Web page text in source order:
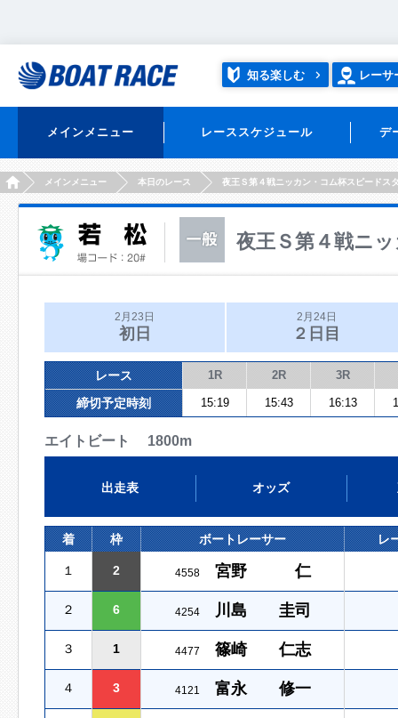
知る楽しむ レーサ
メインメニュー レーススケジュール デ
HOMEメインメニュー 本日のレース 夜王Ｓ第４戦ニッカン・コム杯スピードス
夜王Ｓ第４戦ニ
2月23日
初日
2月24日
２日目
レース 1R 2R 3R
締切予定時刻 15:19 15:43 16:13
エイトビート 1800m
出走表 オッズ
着 枠 ボートレーサー レ
１ 2 4558 宮野 仁
２ 6 4254 川島 圭司
３ 1 4477 篠崎 仁志
４ 3 4121 富永 修一